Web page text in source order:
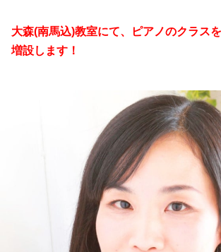
大森(南馬込)教室にて、ピアノのクラス
増設します！